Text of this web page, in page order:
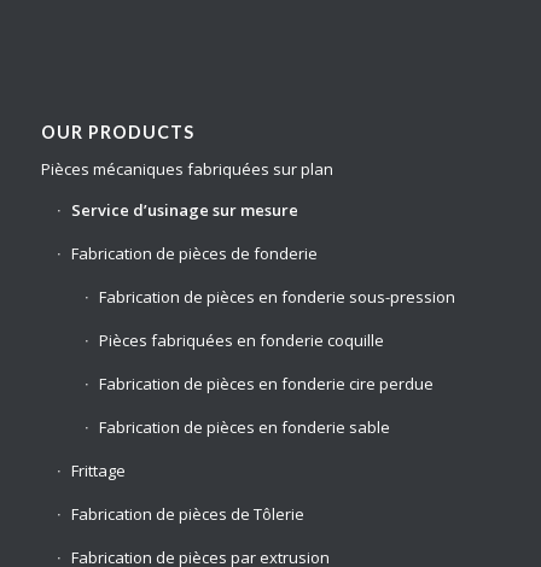
OUR PRODUCTS
Pièces mécaniques fabriquées sur plan
Service d’usinage sur mesure
Fabrication de pièces de fonderie
Fabrication de pièces en fonderie sous-pression
Pièces fabriquées en fonderie coquille
Fabrication de pièces en fonderie cire perdue
Fabrication de pièces en fonderie sable
Frittage
Fabrication de pièces de Tôlerie
Fabrication de pièces par extrusion